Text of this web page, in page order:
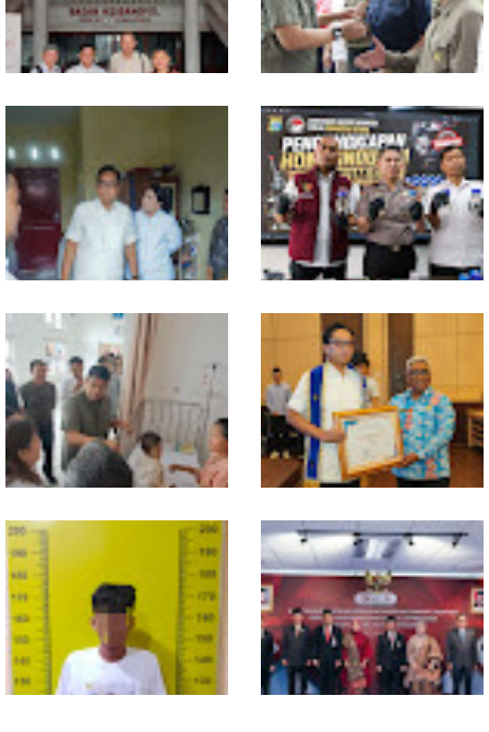
MIO Indonesia Sumut Resmi
Daftarkan Organisasi ke
Kesbangpol, Langkah Awal
Perkuat Profesionalisme
Media Online
Komisi D DPRDSU Ikut Gubsu
Bobby Nasution Berkantor di
Nias
Walikota Medan Nonaktifkan
Lurah Aur, Rico Waas : Tak Ada
Toleransi bagi Penyalahgunaan
Wewenang
Bahan dari Kamboja, Polda
Sumut Bongkar Home Industri
Vape Mengandung Etomidate
Gubsu Bobby Pastikan Pasien
Rujukan dari Nias Tak
Terkendala Biaya Perjalanan
dan Rumah Singgah di Medan
Wali Kota Medan Dikukuhkan
Jadi Duta Penggerak Ayah
Teladan, Rico Waas: Jabatan
Tertinggi Pria Dalam Keluarga